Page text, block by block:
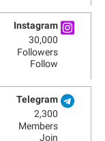
Instagram
30,000
Followers
Follow
Telegram
2,300
Members